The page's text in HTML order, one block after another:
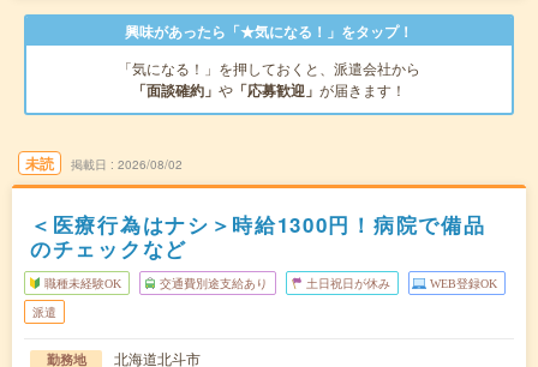
興味があったら「★気になる！」をタップ！
「気になる！」を押しておくと、派遣会社から
「面談確約」 や 「応募歓迎」 が届きます！
未読 掲載日 2026/08/02
＜医療行為はナシ＞時給1300円！病院で備品
のチェックなど
職種未経験OK 交通費別途支給あり 土日祝日が休み WEB登録OK
派遣
勤務地
北海道北斗市